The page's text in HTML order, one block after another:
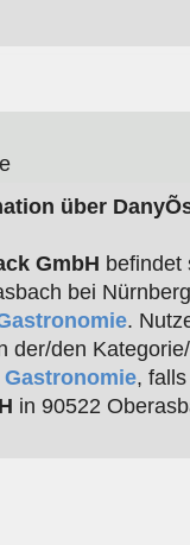
über
GmbH befindet
bei
.
der/den
Gastronomie,
in 90522